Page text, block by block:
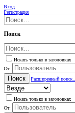
Вход
Регистрация
Поиск
Искать только в заголовках
От:
Поиск Расширенный поиск...
Искать только в заголовках
От: